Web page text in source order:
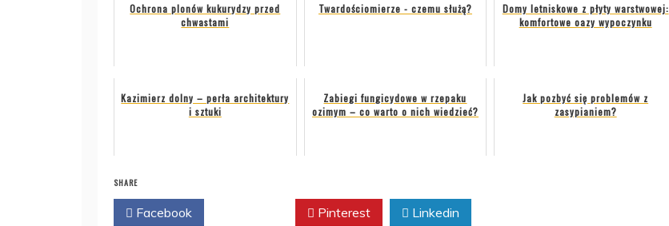
Ochrona plonów kukurydzy przed
chwastami
Twardościomierze - czemu służą?
Domy letniskowe z płyty warstwowej:
komfortowe oazy wypoczynku
Kazimierz dolny – perła architektury
i sztuki
Zabiegi fungicydowe w rzepaku
ozimym – co warto o nich wiedzieć?
Jak pozbyć się problemów z
zasypianiem?
SHARE
Facebook Pinterest Linkedin